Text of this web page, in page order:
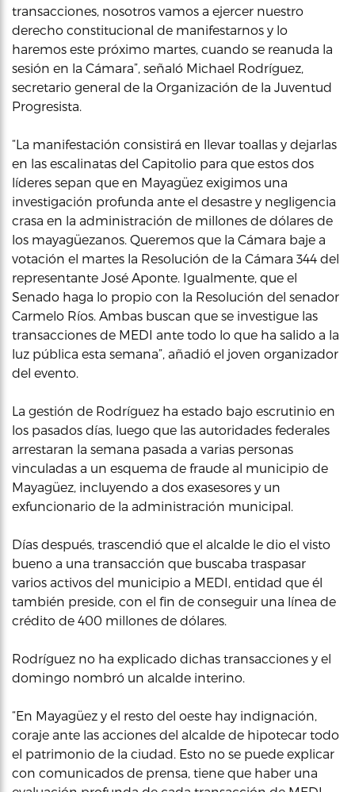
transacciones, nosotros vamos a ejercer nuestro
derecho constitucional de manifestarnos y lo
haremos este próximo martes, cuando se reanuda la
sesión en la Cámara”, señaló Michael Rodríguez,
secretario general de la Organización de la Juventud
Progresista.
“La manifestación consistirá en llevar toallas y dejarlas
en las escalinatas del Capitolio para que estos dos
líderes sepan que en Mayagüez exigimos una
investigación profunda ante el desastre y negligencia
crasa en la administración de millones de dólares de
los mayagüezanos. Queremos que la Cámara baje a
votación el martes la Resolución de la Cámara 344 del
representante José Aponte. Igualmente, que el
Senado haga lo propio con la Resolución del senador
Carmelo Ríos. Ambas buscan que se investigue las
transacciones de MEDI ante todo lo que ha salido a la
luz pública esta semana”, añadió el joven organizador
del evento.
La gestión de Rodríguez ha estado bajo escrutinio en
los pasados días, luego que las autoridades federales
arrestaran la semana pasada a varias personas
vinculadas a un esquema de fraude al municipio de
Mayagüez, incluyendo a dos exasesores y un
exfuncionario de la administración municipal.
Días después, trascendió que el alcalde le dio el visto
bueno a una transacción que buscaba traspasar
varios activos del municipio a MEDI, entidad que él
también preside, con el fin de conseguir una línea de
crédito de 400 millones de dólares.
Rodríguez no ha explicado dichas transacciones y el
domingo nombró un alcalde interino.
“En Mayagüez y el resto del oeste hay indignación,
coraje ante las acciones del alcalde de hipotecar todo
el patrimonio de la ciudad. Esto no se puede explicar
con comunicados de prensa, tiene que haber una